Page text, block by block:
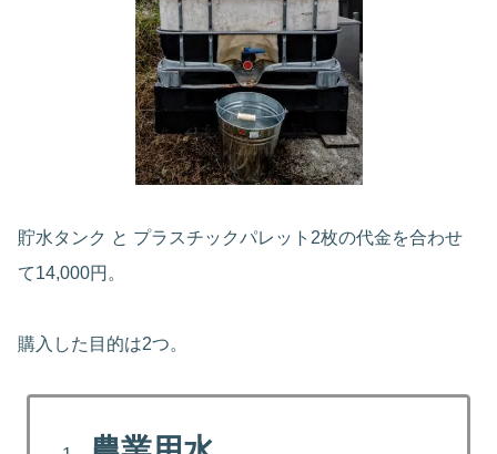
貯水タンク と プラスチックパレット2枚の代金を合わせ
て14,000円。
購入した目的は2つ。